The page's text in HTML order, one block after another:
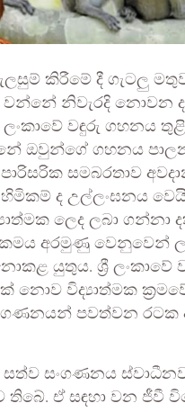
කිරීමේ දී ගැටලු
වන්නේ නිවැරදි නොවන
ලංකාවේ වඳුරු ගහනය
ඔවුන්ගේ ගහනය
සමබරතාව
ද උල්ලංඝනය
ලෙද ලබා ගන්නා
අරමුණු වෙනුවෙන්
යුතුය. ශ්‍රී ලංකාවේ
නොව විද්‍යාත්මක
පවත්වන රටක
සත්ව සංගණනය
තිබේ. ඒ සඳහා වන ජීවී